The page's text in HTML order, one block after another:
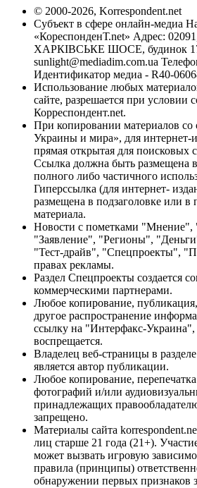
© 2000-2026, Korrespondent.net
Субъект в сфере онлайн-медиа
«КореспонденТ.net» Адрес:
ХАРКІВСЬКЕ ШОСЕ, будинок
sunlight@mediadim.com.ua
Идентификатор медиа - R40-
Использование любых
сайте, разрешается при условии
Корреспондент.net.
При копировании материалов
Украины и мира», для интернет-
прямая открытая для поисковых
Ссылка должна быть размещена
полного либо частичного
Гиперссылка (для интернет-
размещена в подзаголовке или в
материала.
Новости с пометками "Мнение",
"Заявление", "Регионы",
"Тест-драйв", "Спецпроекты",
правах рекламы.
Раздел Спецпроекты создается
коммерческими партнерами.
Любое копирование,
другое распространение
ссылку на "Интерфакс-Украина",
воспрещается.
Владелец веб-страницы в
является автор публикации.
Любое копирование,
фотографий и/или
принадлежащих
запрещено.
Материалы сайта
лиц старше 21 года (21+).
может вызвать игровую
правила (принципы)
обнаружении первых признаков